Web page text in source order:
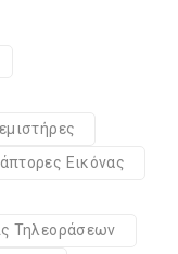
Εικόνας
Τηλεοράσεων